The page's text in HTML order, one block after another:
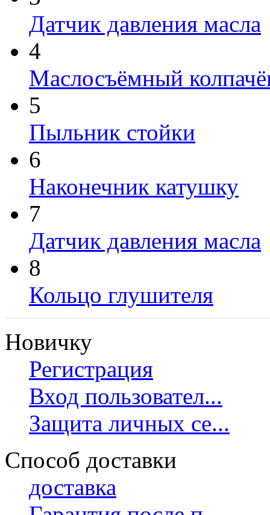
Датчик давления масла
4
Маслосъёмный
5
Пыльник стойки
6
Наконечник катушку
7
Датчик давления масла
8
Кольцо глушителя
Новичку
Регистрация
Вход пользовател...
Защита личных се...
Способ доставки
доставка